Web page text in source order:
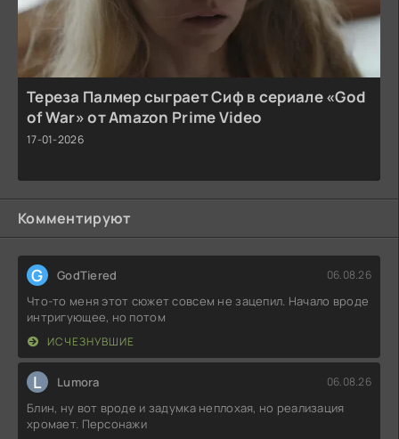
Тереза Палмер сыграет Сиф в сериале «God
of War» от Amazon Prime Video
17-01-2026
Комментируют
G GodTiered 06.08.26
Что-то меня этот сюжет совсем не зацепил. Начало вроде
интригующее, но потом
ИСЧЕЗНУВШИЕ
L Lumora 06.08.26
Блин, ну вот вроде и задумка неплохая, но реализация
хромает. Персонажи